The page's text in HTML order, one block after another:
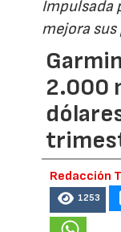
Impulsada
mejora
2.000
Redacción
1253